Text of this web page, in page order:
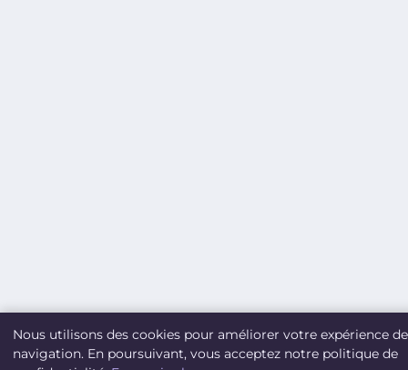
Nous utilisons des cookies pour améliorer votre expérience de
navigation. En poursuivant, vous acceptez notre politique de